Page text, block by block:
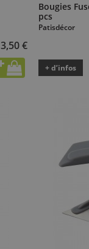
3,50 €
Bougies
pcs
Patisdécor
+ d’infos